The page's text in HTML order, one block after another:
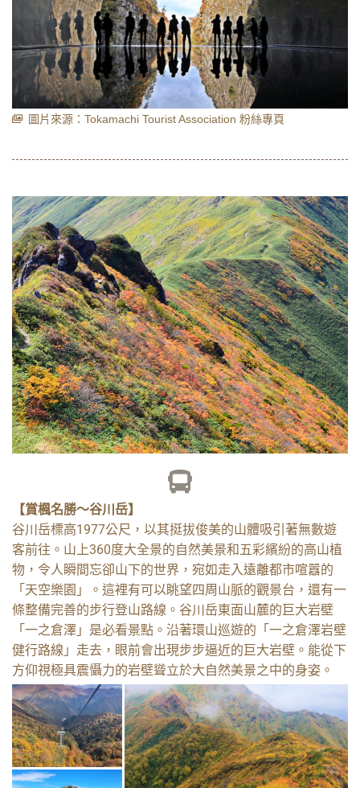
圖片來源：Tokamachi Tourist Association 粉絲專頁
DAY 4
谷川岳－伊香保石段街－
水澤烏龍麵－水澤觀音－
東京
【賞楓名勝～谷川岳】
谷川岳標高1977公尺，以其挺拔俊美的山體吸引著無數遊
客前往。山上360度大全景的自然美景和五彩繽紛的高山植
物，令人瞬間忘卻山下的世界，宛如走入遠離都市喧囂的
「天空樂園」。這裡有可以眺望四周山脈的觀景台，還有一
條整備完善的步行登山路線。谷川岳東面山麓的巨大岩壁
「一之倉澤」是必看景點。沿著環山巡遊的「一之倉澤岩壁
健行路線」走去，眼前會出現步步逼近的巨大岩壁。能從下
方仰視極具震懾力的岩壁聳立於大自然美景之中的身姿。